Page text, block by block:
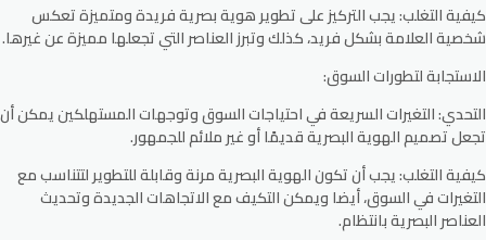
كيفية التغلب: يجب التركيز على تطوير هوية بصرية فريدة ومتميزة تعكس
شخصية العلامة بشكل فريد، كذلك وتبرز العناصر التي تجعلها مميزة عن غيرها.
الاستجابة لتطورات السوق:
التحدي: التغيرات السريعة في احتياجات السوق وتوجهات المستهلكين يمكن أن
تجعل تصميم الهوية البصرية قديمًا أو غير ملائم للجمهور.
كيفية التغلب: يجب أن تكون الهوية البصرية مرنة وقابلة للتطوير لتتناسب مع
التغيرات في السوق، أيضا ويمكن التكيف مع الاتجاهات الجديدة وتحديث
العناصر البصرية بانتظام.